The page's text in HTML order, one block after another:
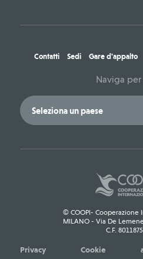
Contatti Sedi Gare d'appalto
Naviga per
© COOPI- Cooperazione
MILANO - Via De
C.F.
Privacy
Cookie